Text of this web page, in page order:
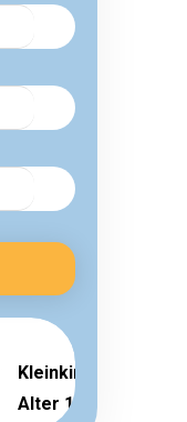
Kleinkind
Alter 1-2